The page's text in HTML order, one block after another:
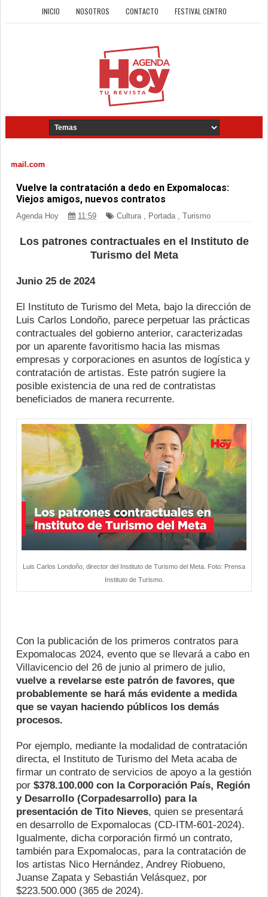
INICIO NOSOTROS CONTACTO FESTIVAL CENTRO
Vuelve la contratación a dedo en Expomalocas:
Viejos amigos, nuevos contratos
Agenda Hoy 11:59 Cultura Portada Turismo
Los patrones contractuales en el Instituto de
Turismo del Meta
Junio 25 de 2024
El Instituto de Turismo del Meta, bajo la dirección de
Luis Carlos Londoño, parece perpetuar las prácticas
contractuales del gobierno anterior, caracterizadas
por un aparente favoritismo hacia las mismas
empresas y corporaciones en asuntos de logística y
contratación de artistas. Este patrón sugiere la
posible existencia de una red de contratistas
beneficiados de manera recurrente.
Luis Carlos Londoño, director del Instituto de Turismo del Meta. Foto: Prensa
Instituto de Turismo.
Con la publicación de los primeros contratos para
Expomalocas 2024, evento que se llevará a cabo en
Villavicencio del 26 de junio al primero de julio,
vuelve a revelarse este patrón de favores, que
probablemente se hará más evidente a medida
que se vayan haciendo públicos los demás
procesos.
Por ejemplo, mediante la modalidad de contratación
directa, el Instituto de Turismo del Meta acaba de
firmar un contrato de servicios de apoyo a la gestión
por $378.100.000 con la Corporación País, Región
y Desarrollo (Corpadesarrollo) para la
presentación de Tito Nieves, quien se presentará
en desarrollo de Expomalocas (CD-ITM-601-2024).
Igualmente, dicha corporación firmó un contrato,
también para Expomalocas, para la contratación de
los artistas Nico Hernández, Andrey Riobueno,
Juanse Zapata y Sebastián Velásquez, por
$223.500.000 (365 de 2024).